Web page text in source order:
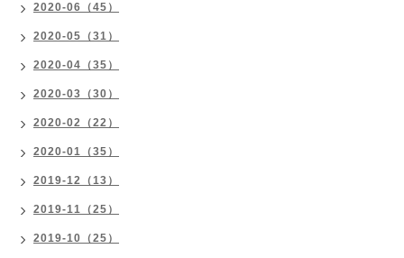
2020-06（45）
2020-05（31）
2020-04（35）
2020-03（30）
2020-02（22）
2020-01（35）
2019-12（13）
2019-11（25）
2019-10（25）